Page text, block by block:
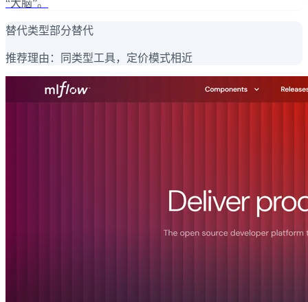
“大脑”。
替代类型部分替代
推荐理由： 同类型工具，定价模式相近